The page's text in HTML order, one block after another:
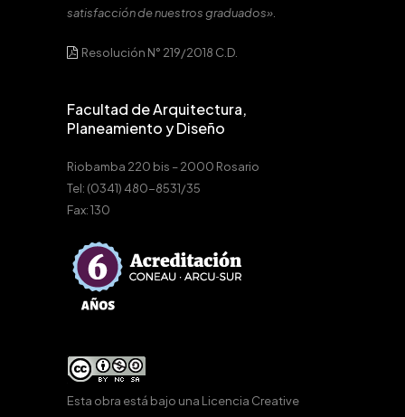
satisfacción de nuestros graduados».
Resolución N° 219/2018 C.D.
Facultad de Arquitectura,
Planeamiento y Diseño
Riobamba 220 bis – 2000 Rosario
Tel: (0341) 480-8531/35
Fax: 130
Esta obra está bajo una Licencia Creative